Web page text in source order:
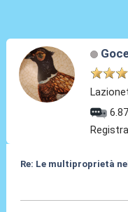
Re: Le multiproprietà